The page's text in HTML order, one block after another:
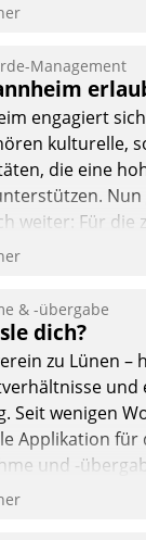
Management
engagiert
kulturelle,
die eine
Nun
weiter: Für die
– oder Lob –
& -übergabe
dich?
zu Lünen –
und
Seit wenigen
Applikation für
und -
kommen